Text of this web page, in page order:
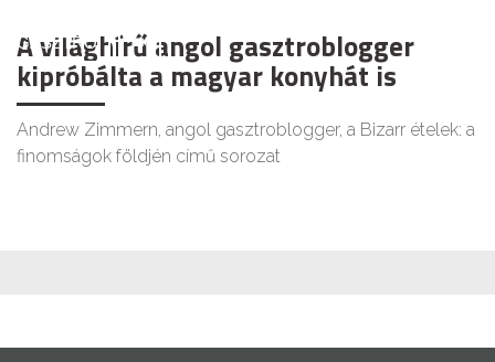
GASZTRO
A világhírű angol gasztroblogger
kipróbálta a magyar konyhát is
Andrew Zimmern, angol gasztroblogger, a Bizarr ételek: a
finomságok földjén című sorozat